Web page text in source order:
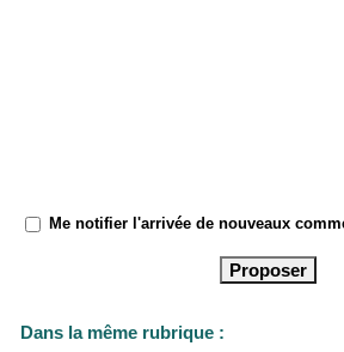
Me notifier l'arrivée de nouveaux
Dans la même rubrique :